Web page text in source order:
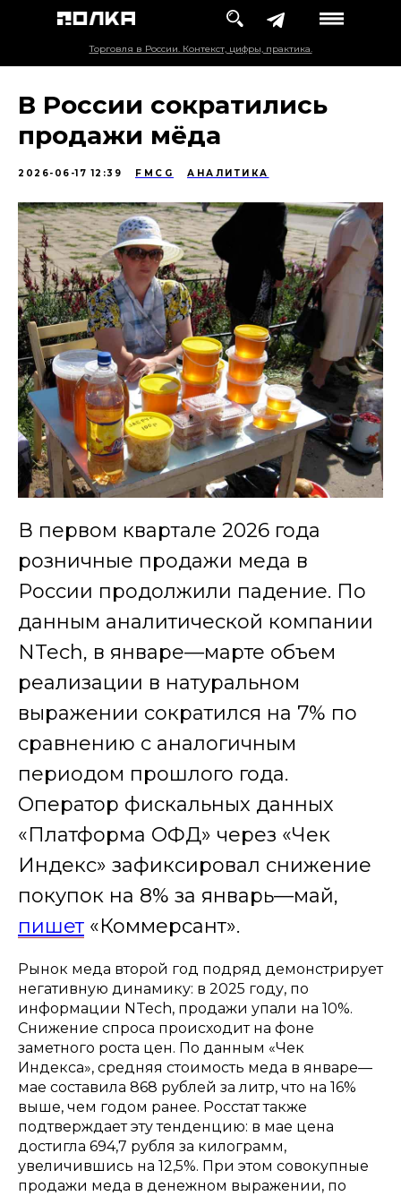
Торговля в России. Контекст, цифры, практика.
В России сократились
продажи мёда
2026-06-17 12:39 FMCG АНАЛИТИКА
В первом квартале 2026 года
розничные продажи меда в
России продолжили падение. По
данным аналитической компании
NTech, в январе—марте объем
реализации в натуральном
выражении сократился на 7% по
сравнению с аналогичным
периодом прошлого года.
Оператор фискальных данных
«Платформа ОФД» через «Чек
Индекс» зафиксировал снижение
покупок на 8% за январь—май,
пишет «Коммерсант».
Рынок меда второй год подряд демонстрирует
негативную динамику: в 2025 году, по
информации NTech, продажи упали на 10%.
Снижение спроса происходит на фоне
заметного роста цен. По данным «Чек
Индекса», средняя стоимость меда в январе—
мае составила 868 рублей за литр, что на 16%
выше, чем годом ранее. Росстат также
подтверждает эту тенденцию: в мае цена
достигла 694,7 рубля за килограмм,
увеличившись на 12,5%. При этом совокупные
продажи меда в денежном выражении, по